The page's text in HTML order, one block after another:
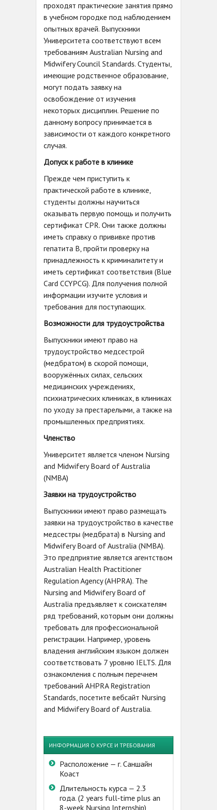
проходят практические занятия прямо
в учебном городке под наблюдением
опытных врачей. Выпускники
Университета соответствуют всем
требованиям Australian Nursing and
Midwifery Council Standards. Студенты,
имеющие родственное образование,
могут подать заявку на
освобождение от изучения
некоторых дисциплин. Решение по
данному вопросу принимается в
зависимости от каждого конкретного
случая.
Допуск к работе в клинике
Прежде чем приступить к
практической работе в клинике,
студенты должны научиться
оказывать первую помощь и получить
сертификат CPR. Они также должны
иметь справку о прививке против
гепатита B, пройти проверку на
принадлежность к криминалитету и
иметь сертификат соответствия (Blue
Card CCYPCG). Для получения полной
информации изучите условия и
требования для поступающих.
Возможности для трудоустройства
Выпускники имеют право на
трудоустройство медсестрой
(медбратом) в скорой помощи,
вооружённых силах, сельских
медицинских учреждениях,
психиатрических клиниках, в клиниках
по уходу за престарелыми, а также на
промышленных предприятиях.
Членство
Университет является членом Nursing
and Midwifery Board of Australia
(NMBA)
Заявки на трудоустройство
Выпускники имеют право размещать
заявки на трудоустройство в качестве
медсестры (медбрата) в Nursing and
Midwifery Board of Australia (NMBA).
Это предприятие является агентством
Australian Health Practitioner
Regulation Agency (AHPRA). The
Nursing and Midwifery Board of
Australia предъявляет к соискателям
ряд требований, которым они должны
требовать для профессиональной
регистрации. Например, уровень
владения английским языком должен
соответствовать 7 уровню IELTS. Для
ознакомления с полным перечнем
требований AHPRA Registration
Standards, посетите вебсайт Nursing
and Midwifery Board of Australia.
ИНФОРМАЦИЯ О КУРСЕ И ТРЕБОВАНИЯ
Расположение — г. Саншайн
Коаст
Длительность курса — 2.3
года. (2 years full-time plus an
8-week Nursing Internship)